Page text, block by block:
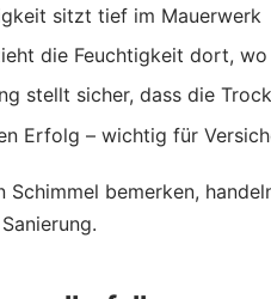
sitzt tief im Mauerwerk
die Feuchtigkeit dort,
stellt sicher, dass die
Erfolg – wichtig für
Schimmel bemerken,